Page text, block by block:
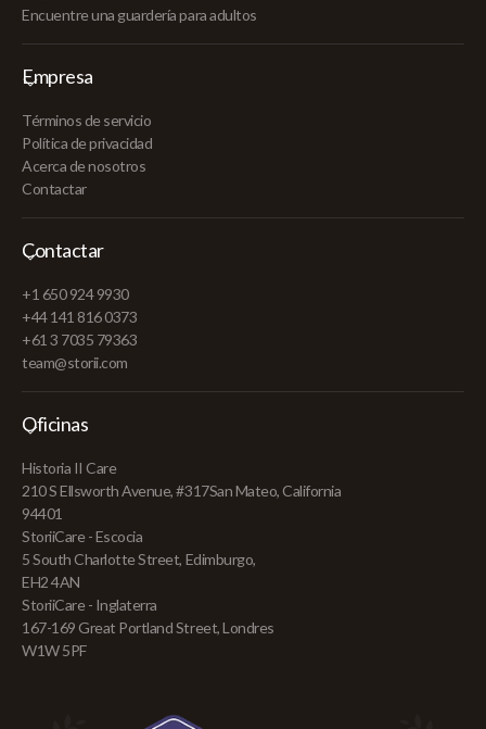
Encuentre una guardería para adultos
Empresa
Términos de servicio
Política de privacidad
Acerca de nosotros
Contactar
Contactar
+1 650 924 9930
+44 141 816 0373
+61 3 7035 79363
team@storii.com
Oficinas
Historia II Care
210 S Ellsworth Avenue, #317San Mateo, California
94401
StoriiCare - Escocia
5 South Charlotte Street, Edimburgo,
EH2 4AN
StoriiCare - Inglaterra
167-169 Great Portland Street, Londres
W1W 5PF